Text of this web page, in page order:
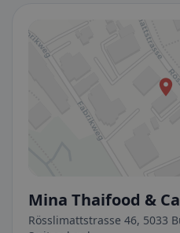
Mina Thaifood &
Rösslimattstrasse 46, 5033